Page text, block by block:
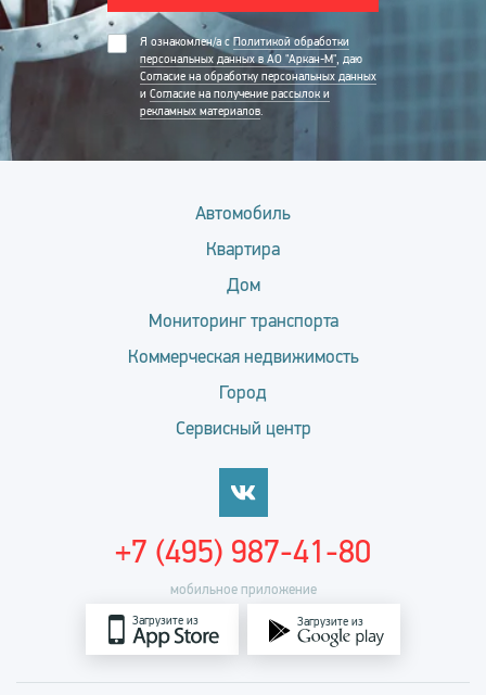
Я ознакомлен/а с Политикой обработки
персональных данных в АО "Аркан-М", даю
Согласие на обработку персональных данных
и Согласие на получение рассылок и
рекламных материалов.
Автомобиль
Квартира
Дом
Мониторинг транспорта
Коммерческая недвижимость
Город
Сервисный центр
мобильное приложение
Загрузите из Загрузите из
+7 (495) 987-41-80